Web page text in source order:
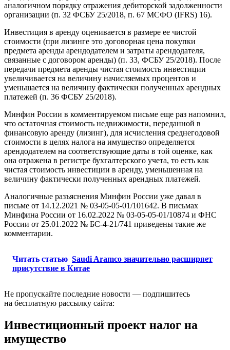
аналогичном порядку отражения дебиторской задолженности
организации (п. 32 ФСБУ 25/2018, п. 67 МСФО (IFRS) 16).
Инвестиция в аренду оценивается в размере ее чистой
стоимости (при лизинге это договорная цена покупки
предмета аренды арендодателем и затраты арендодателя,
связанные с договором аренды) (п. 33, ФСБУ 25/2018). После
передачи предмета аренды чистая стоимость инвестиции
увеличивается на величину начисляемых процентов и
уменьшается на величину фактически полученных арендных
платежей (п. 36 ФСБУ 25/2018).
Минфин России в комментируемом письме еще раз напомнил,
что остаточная стоимость недвижимости, переданной в
финансовую аренду (лизинг), для исчисления среднегодовой
стоимости в целях налога на имущество определяется
арендодателем на соответствующие даты в той оценке, как
она отражена в регистре бухгалтерского учета, то есть как
чистая стоимость инвестиции в аренду, уменьшенная на
величину фактически полученных арендных платежей.
Аналогичные разъяснения Минфин России уже давал в
письме от 14.12.2021 № 03-05-05-01/101642. В письмах
Минфина России от 16.02.2022 № 03-05-05-01/10874 и ФНС
России от 25.01.2022 № БС-4-21/741 приведены такие же
комментарии.
Читать статью Saudi Aramco значительно расширяет
присутствие в Китае
Не пропускайте последние новости — подпишитесь
на бесплатную рассылку сайта:
Инвестиционный проект налог на
имущество